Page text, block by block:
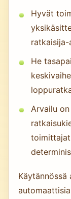
Hyvät
ratkaisija-
He
Arvailu